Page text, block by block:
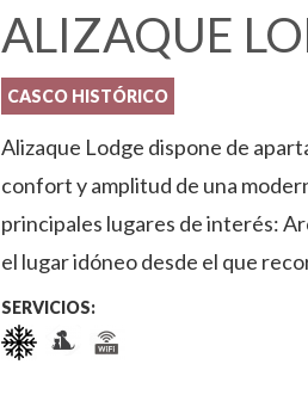
ALIZAQUE
CASCO HISTÓRICO
Alizaque Lodge dispone de
confort y amplitud de una
principales lugares de interés:
el lugar idóneo desde el que
SERVICIOS: